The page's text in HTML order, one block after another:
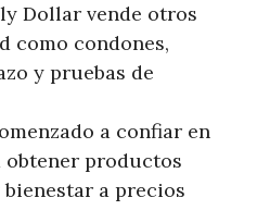
Dollar vende otros
como condones,
y pruebas de
a confiar en
productos
a precios